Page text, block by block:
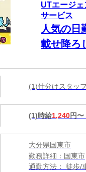
UTエージ
サービス
人気の日
載せ降ろ
(1)仕分けスタ
(1)時給1,240円〜
大分県国東市
勤務詳細：国東市
通勤方法： 徒歩/